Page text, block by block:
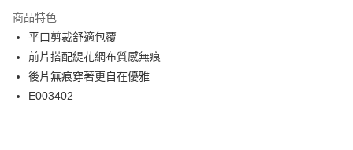
Apple Pay
街口支付
悠遊付
商品特色
平口剪裁舒適包覆
前片搭配緹花網布質感無痕
後片無痕穿著更自在優雅
E003402